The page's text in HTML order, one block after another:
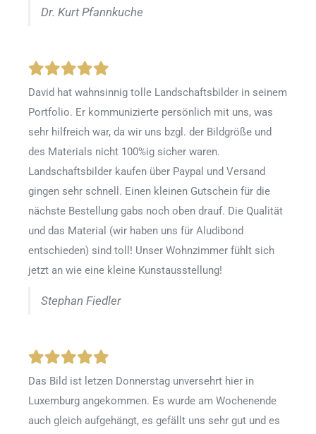
Dr. Kurt Pfannkuche
David hat wahnsinnig tolle Landschaftsbilder in seinem
Portfolio. Er kommunizierte persönlich mit uns, was
sehr hilfreich war, da wir uns bzgl. der Bildgröße und
des Materials nicht 100%ig sicher waren.
Landschaftsbilder kaufen über Paypal und Versand
gingen sehr schnell. Einen kleinen Gutschein für die
nächste Bestellung gabs noch oben drauf. Die Qualität
und das Material (wir haben uns für Aludibond
entschieden) sind toll! Unser Wohnzimmer fühlt sich
jetzt an wie eine kleine Kunstausstellung!
Stephan Fiedler
Das Bild ist letzen Donnerstag unversehrt hier in
Luxemburg angekommen. Es wurde am Wochenende
auch gleich aufgehängt, es gefällt uns sehr gut und es